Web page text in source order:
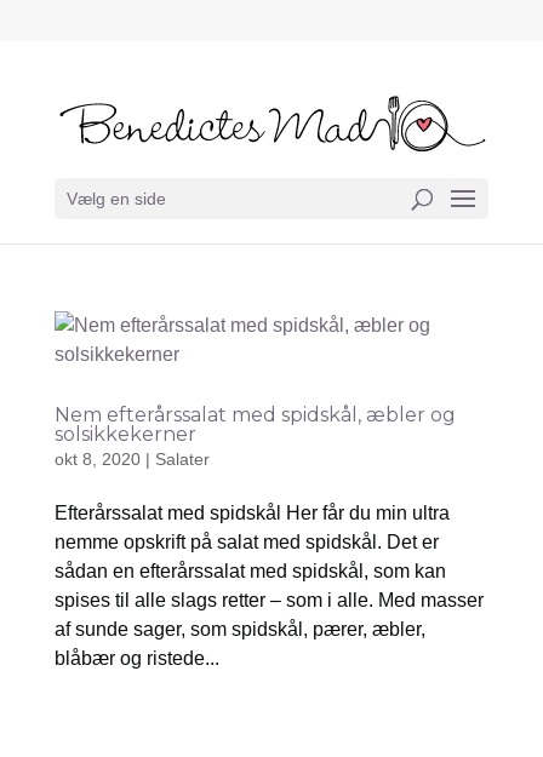
Vælg en side
Nem efterårssalat med spidskål, æbler og
solsikkekerner
okt 8, 2020| Salater
Efterårssalat med spidskål Her får du min ultra
nemme opskrift på salat med spidskål. Det er
sådan en efterårssalat med spidskål, som kan
spises til alle slags retter – som i alle. Med masser
af sunde sager, som spidskål, pærer, æbler,
blåbær og ristede...